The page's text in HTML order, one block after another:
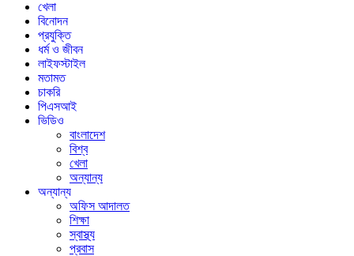
খেলা
বিনোদন
প্রযুক্তি
ধর্ম ও জীবন
লাইফস্টাইল
মতামত
চাকরি
পিএসআই
ভিডিও
বাংলাদেশ
বিশ্ব
খেলা
অন্যান্য
অন্যান্য
অফিস আদালত
শিক্ষা
স্বাস্থ্য
প্রবাস